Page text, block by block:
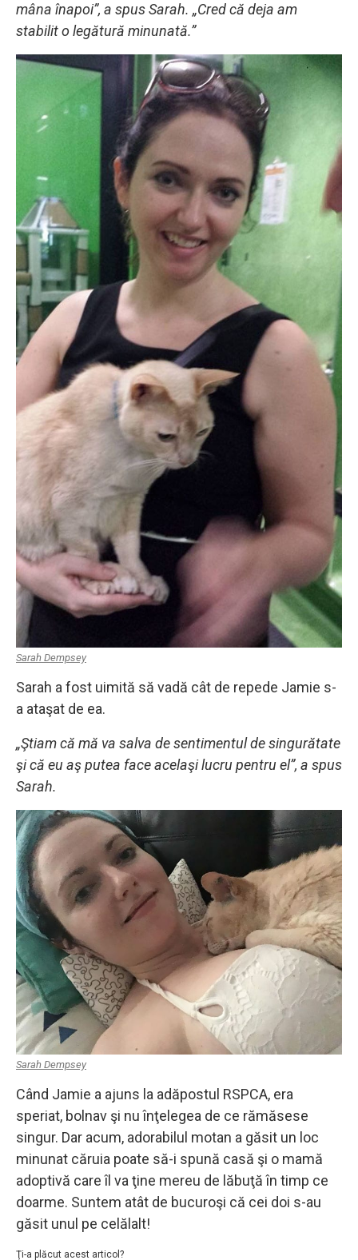
mâna înapoi”, a spus Sarah. „Cred că deja am
stabilit o legătură minunată.”
Sarah Dempsey
Sarah a fost uimită să vadă cât de repede Jamie s-
a ataşat de ea.
„Ştiam că mă va salva de sentimentul de singurătate
şi că eu aş putea face acelaşi lucru pentru el”, a spus
Sarah.
Sarah Dempsey
Când Jamie a ajuns la adăpostul RSPCA, era
speriat, bolnav şi nu înţelegea de ce rămăsese
singur. Dar acum, adorabilul motan a găsit un loc
minunat căruia poate să-i spună casă şi o mamă
adoptivă care îl va ţine mereu de lăbuţă în timp ce
doarme. Suntem atât de bucuroşi că cei doi s-au
găsit unul pe celălalt!
Ţi-a plăcut acest articol?